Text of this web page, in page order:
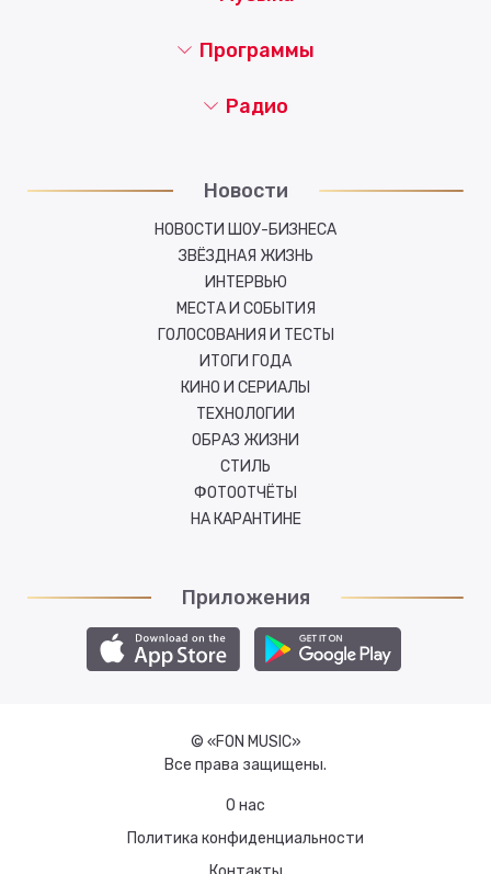
Новости
НОВОСТИ ШОУ-БИЗНЕСА
ЗВЁЗДНАЯ ЖИЗНЬ
ИНТЕРВЬЮ
МЕСТА И СОБЫТИЯ
ГОЛОСОВАНИЯ И ТЕСТЫ
ИТОГИ ГОДА
КИНО И СЕРИАЛЫ
ТЕХНОЛОГИИ
ОБРАЗ ЖИЗНИ
СТИЛЬ
ФОТООТЧЁТЫ
НА КАРАНТИНЕ
Программы
Радио
Приложения
© «FON MUSIC»
Все права защищены.
О нас
Политика конфиденциальности